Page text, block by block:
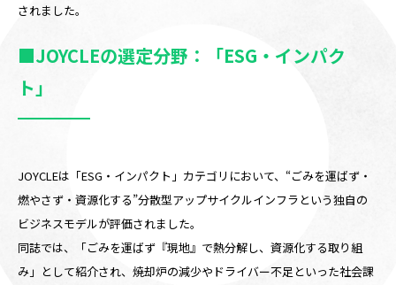
されました。
■JOYCLEの選定分野：「ESG・インパク
ト」
JOYCLEは「ESG・インパクト」カテゴリにおいて、“ごみを運ばず・
燃やさず・資源化する”分散型アップサイクルインフラという独自の
ビジネスモデルが評価されました。
同誌では、「ごみを運ばず『現地』で熱分解し、資源化する取り組
み」として紹介され、焼却炉の減少やドライバー不足といった社会課